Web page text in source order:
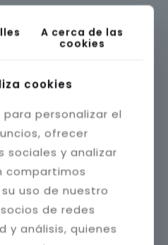
A cerca de las
cookies
cookies
personalizar el
ofrecer
sociales y analizar
compartimos
uso de nuestro
de redes
y análisis, quienes